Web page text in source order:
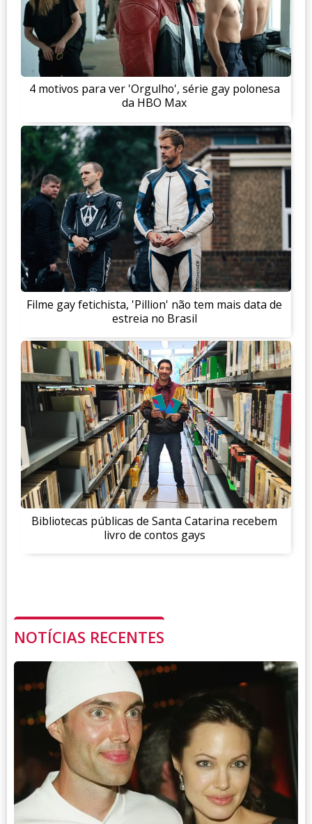
4 motivos para ver 'Orgulho', série gay polonesa
da HBO Max
Filme gay fetichista, 'Pillion' não tem mais data de
estreia no Brasil
Bibliotecas públicas de Santa Catarina recebem
livro de contos gays
NOTÍCIAS RECENTES